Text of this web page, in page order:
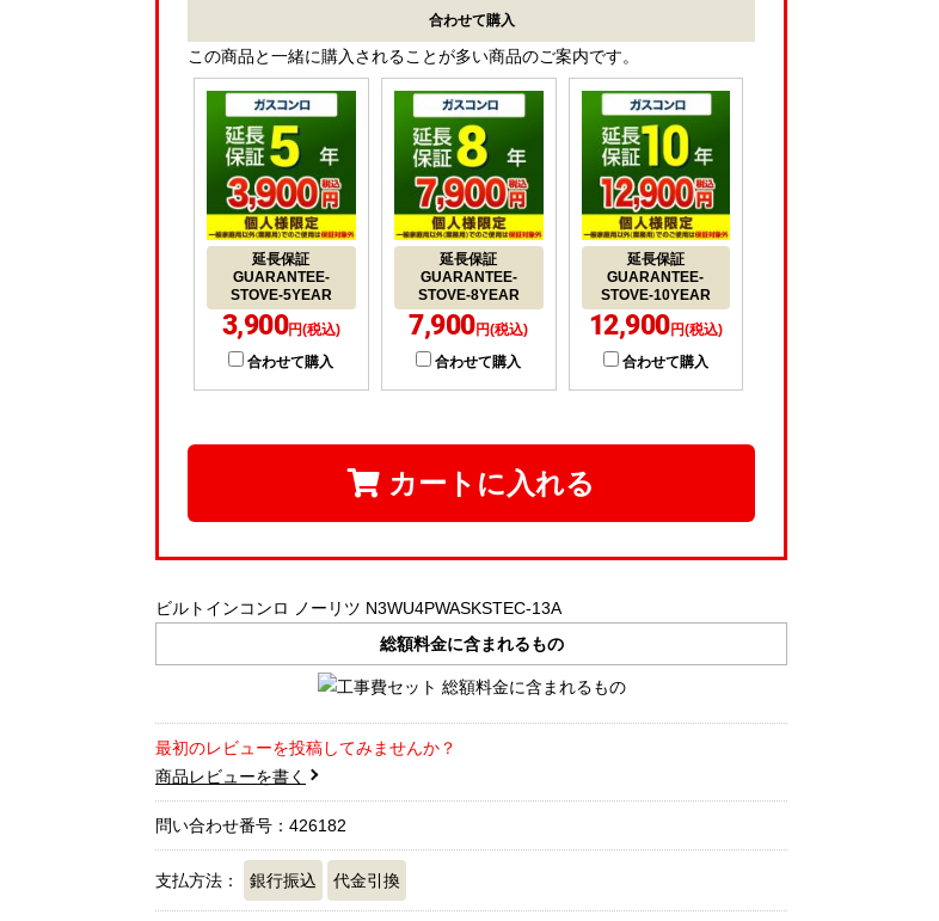
合わせて購入
この商品と一緒に購入されることが多い商品のご案内です。
延長保証
GUARANTEE-
STOVE-5YEAR
3,900円(税込)
合わせて購入
延長保証
GUARANTEE-
STOVE-8YEAR
7,900円(税込)
合わせて購入
延長保証
GUARANTEE-
STOVE-10YEAR
12,900円(税込)
合わせて購入
カートに入れる
ビルトインコンロ ノーリツ N3WU4PWASKSTEC-13A
総額料金に含まれるもの
最初のレビューを投稿してみませんか？
商品レビューを書く
問い合わせ番号：426182
支払方法： 銀行振込 代金引換